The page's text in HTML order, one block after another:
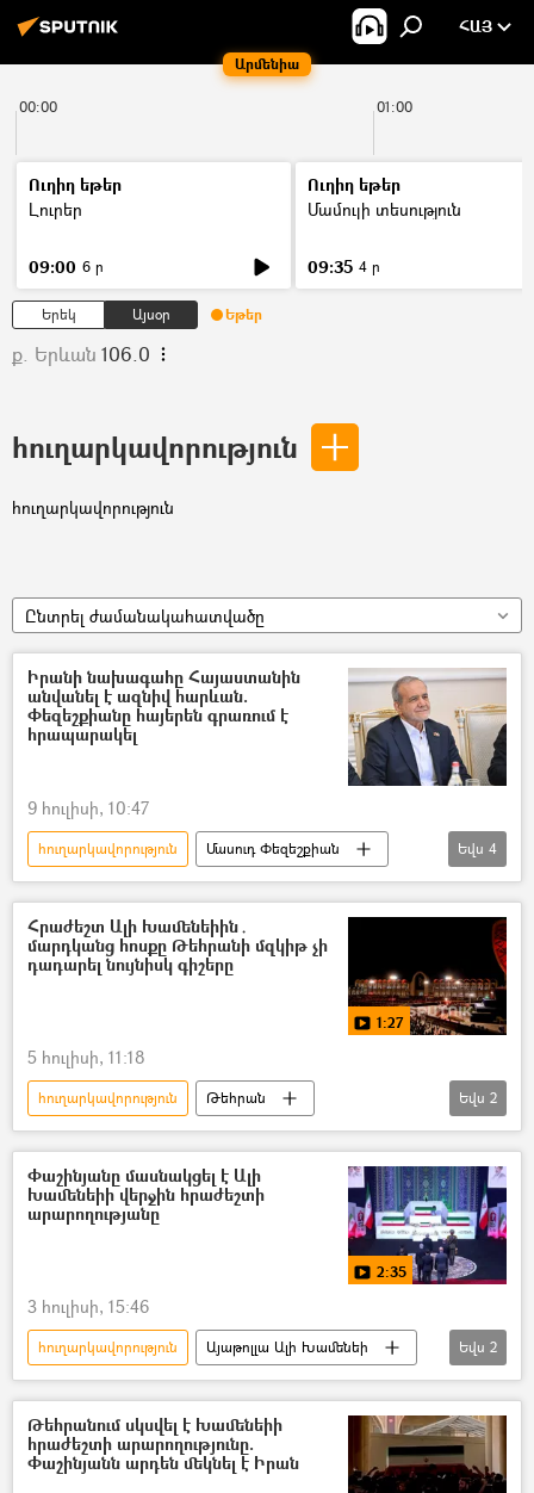
Արմենիա
ՀԱՅ
00:00 01:00
Ուղիղ եթեր
Լուրեր
09:00 6 ր
Ուղիղ եթեր
Մամուլի տեսություն
09:35 4 ր
Երեկ Այսօր Եթեր
ք. Երևան 106.0
հուղարկավորություն
հուղարկավորություն
Ընտրել ժամանակահատվածը
Իրանի նախագահը Հայաստանին
անվանել է ազնիվ հարևան.
Փեզեշքիանը հայերեն գրառում է
հրապարակել
9 հուլիսի, 10:47
հուղարկավորություն
Մասուդ Փեզեշքիան
Նիկոլ Փաշինյան
Այաթոլլա Ալի Խամենեի
Իրանի Իսլամական Հանրապետություն
Հայաստան
Եվս 4
Հրաժեշտ Ալի Խամենեիին․
մարդկանց հոսքը Թեհրանի մզկիթ չի
դադարել նույնիսկ գիշերը
1:27
5 հուլիսի, 11:18
հուղարկավորություն
Թեհրան
Իրանի Իսլամական Հանրապետություն
Այաթոլլա Ալի Խամենեի
Եվս 2
Փաշինյանը մասնակցել է Ալի
Խամենեիի վերջին հրաժեշտի
արարողությանը
2:35
3 հուլիսի, 15:46
հուղարկավորություն
Այաթոլլա Ալի Խամենեի
Իրանի Իսլամական Հանրապետություն
Նիկոլ Փաշինյան
Եվս 2
Թեհրանում սկսվել է Խամենեիի
հրաժեշտի արարողությունը.
Փաշինյանն արդեն մեկնել է Իրան